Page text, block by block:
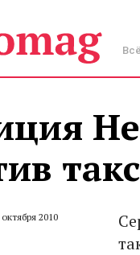
октября 2010